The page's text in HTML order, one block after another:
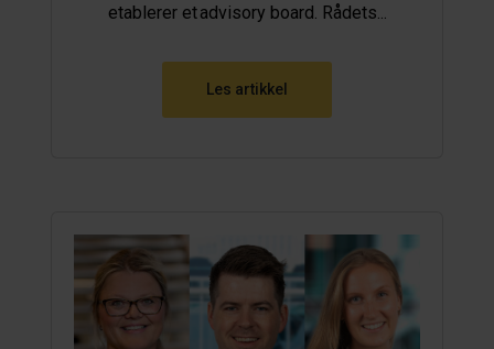
etablerer et advisory board. Rådets...
Les artikkel